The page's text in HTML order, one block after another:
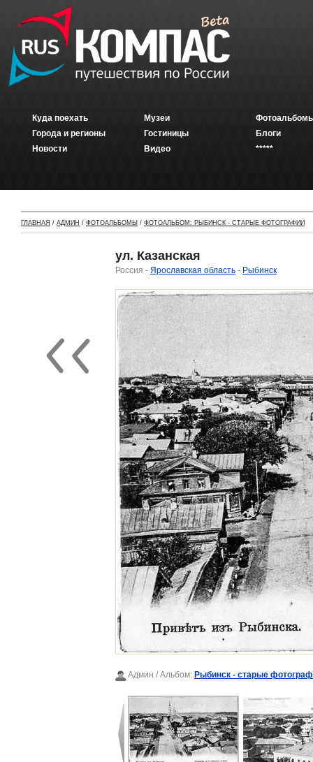
Куда поехать
Города и регионы
Новости
Музеи
Гостиницы
Видео
Блоги
*****
ГЛАВНАЯ / АДМИН / ФОТОАЛЬБОМЫ / ФОТОАЛЬБОМ: РЫБИНСК - СТАРЫЕ ФОТОГРАФИИ
ул. Казанская
Россия - Ярославская область - Рыбинск
Админ / Альбом: Рыбинск - старые